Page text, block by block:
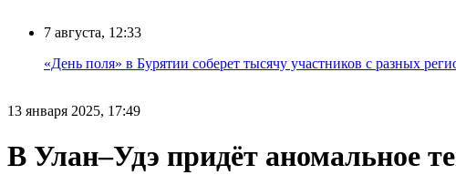
7 августа, 12:33
«День поля» в Бурятии соберет тысячу участников с разных
13 января 2025, 17:49
В Улан–Удэ придёт аномальное